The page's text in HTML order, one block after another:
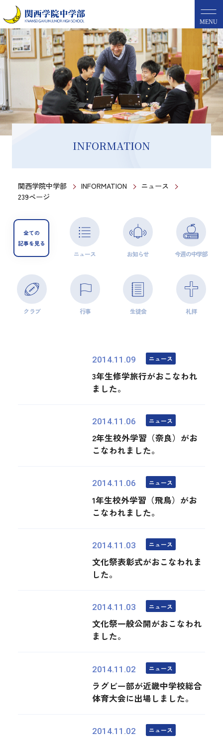
MENU
INFORMATION
関西学院中学部 INFORMATION
ニュース
239ページ
全ての
記事を見る
ニュース お知らせ 今週の中学部
クラブ 行事 生徒会 礼拝
2014.11.09 ニュース
3年生修学旅行がおこなわれ
ました。
2014.11.06 ニュース
2年生校外学習（奈良）がお
こなわれました。
2014.11.06 ニュース
1年生校外学習（飛鳥）がお
こなわれました。
2014.11.03 ニュース
文化祭表彰式がおこなわれま
した。
2014.11.03 ニュース
文化祭一般公開がおこなわれ
ました。
2014.11.02 ニュース
ラグビー部が近畿中学校総合
体育大会に出場しました。
2014.11.02 ニュース